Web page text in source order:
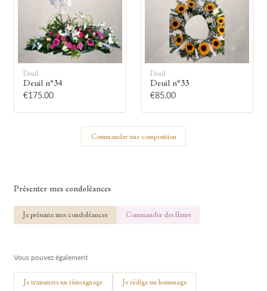
Allumez une bougie
Montrez votre soutien à la famille en
allumant symboliquement une bougie.
Votre prénom
🕯 Allumer ma bougie
Deuil
Deuil n°34
€175.00
Deuil
Deuil n°33
€85.00
Commander une composition
Présenter mes condoléances
Je présente mes condoléances Commander des fleurs
Vous pouvez également
Je transmets un témoignage Je rédige un hommage